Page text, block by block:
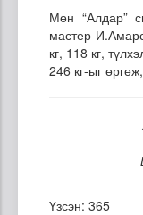
Мөн “Алдар”
мастер
кг, 118 кг,
246 кг-ыг
Үзсэн: 365